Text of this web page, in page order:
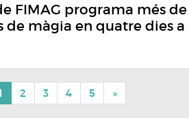
FIMAG programa més de
de màgia en quatre dies a
2 3 4 5 »